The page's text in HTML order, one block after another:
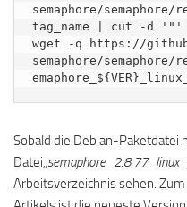
semaphore/
tag_name | cut -d
wget -q https://
semaphore/
Sobald die Debian-Paketdatei
Datei
Arbeitsverzeichnis sehen.